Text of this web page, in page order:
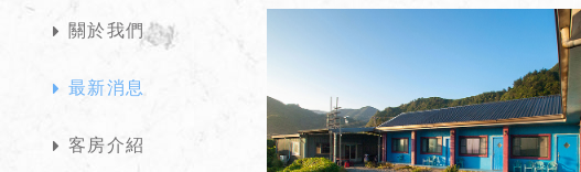
關於我們
最新消息
客房介紹